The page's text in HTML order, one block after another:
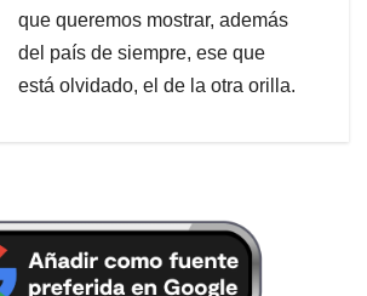
que queremos mostrar, además
del país de siempre, ese que
está olvidado, el de la otra orilla.